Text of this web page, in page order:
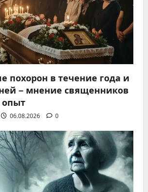
похорон в течение года и
– мнение священников
06.08.2026 0